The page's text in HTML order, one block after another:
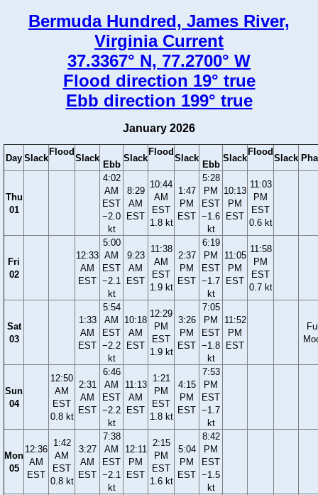
Bermuda Hundred, James River,
Virginia Current
37.3367° N, 77.2700° W
Flood direction 19° true
Ebb direction 199° true
January 2026
Day Slack
Flood
Slack
Ebb
Slack
Flood
Slack
Ebb
Slack
Flood
Slack
Thu
01
4:02
AM
EST
−2.0
kt
8:29
AM
EST
10:44
AM
EST
1.8 kt
1:47
PM
EST
5:28
PM
EST
−1.6
kt
10:13
PM
EST
11:03
PM
EST
0.6 kt
Fri
02
12:33
AM
EST
5:00
AM
EST
−2.1
kt
9:23
AM
EST
11:38
AM
EST
1.9 kt
2:37
PM
EST
6:19
PM
EST
−1.7
kt
11:05
PM
EST
11:58
PM
EST
0.7 kt
Sat
03
1:33
AM
EST
5:54
AM
EST
−2.2
kt
10:18
AM
EST
12:29
PM
EST
1.9 kt
3:26
PM
EST
7:05
PM
EST
−1.8
kt
11:52
PM
EST
Sun
04
12:50
AM
EST
0.8 kt
2:31
AM
EST
6:46
AM
EST
−2.2
kt
11:13
AM
EST
1:21
PM
EST
1.8 kt
4:15
PM
EST
7:53
PM
EST
−1.7
kt
Mon
05
12:36
AM
EST
1:42
AM
EST
0.8 kt
3:27
AM
EST
7:38
AM
EST
−2.1
kt
12:11
PM
EST
2:15
PM
EST
1.6 kt
5:04
PM
EST
8:42
PM
EST
−1.5
kt